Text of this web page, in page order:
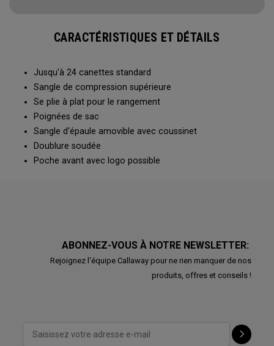
CARACTÉRISTIQUES ET DÉTAILS
Jusqu'à 24 canettes standard
Sangle de compression supérieure
Se plie à plat pour le rangement
Poignées de sac
Sangle d'épaule amovible avec coussinet
Doublure soudée
Poche avant avec logo possible
ABONNEZ-VOUS À NOTRE NEWSLETTER:
Rejoignez l'équipe Callaway pour ne rien manquer de nos
produits, offres et conseils !